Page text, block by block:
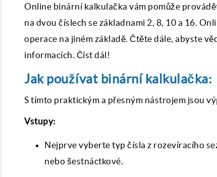
Online binární kalkulačka vám pomůže
na dvou číslech se základnami 2, 8, 10 a 16.
operace na jiném základě. Čtěte dále, abyste
informacích. Číst dál!
Jak používat binární kalkulačka:
S tímto praktickým a přesným nástrojem jsou
Vstupy:
Nejprve vyberte typ čísla z rozevíracího
nebo šestnáctkové.